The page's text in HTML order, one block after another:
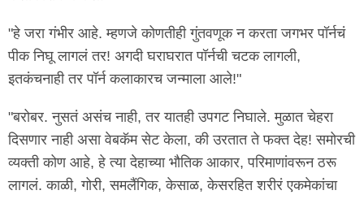
"हे जरा गंभीर आहे. म्हणजे कोणतीही गुंतवणूक न करता जगभर पॉर्नचं
पीक निघू लागलं तर! अगदी घराघरात पॉर्नची चटक लागली,
इतकंचनाही तर पॉर्न कलाकारच जन्माला आले!"
"बरोबर. नुसतं असंच नाही, तर यातही उपगट निघाले. मुळात चेहरा
दिसणार नाही असा वेबकॅम सेट केला, की उरतात ते फक्त देह! समोरची
व्यक्ती कोण आहे, हे त्या देहाच्या भौतिक आकार, परिमाणांवरून ठरू
लागलं. काळी, गोरी, समलैंगिक, केसाळ, केसरहित शरीरं एकमेकांचा